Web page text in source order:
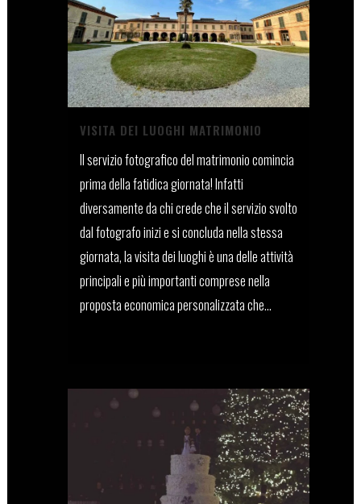
VISITA DEI LUOGHI MATRIMONIO
Il servizio fotografico del matrimonio comincia
prima della fatidica giornata! Infatti
diversamente da chi crede che il servizio svolto
dal fotografo inizi e si concluda nella stessa
giornata, la visita dei luoghi è una delle attività
principali e più importanti comprese nella
proposta economica personalizzata che...